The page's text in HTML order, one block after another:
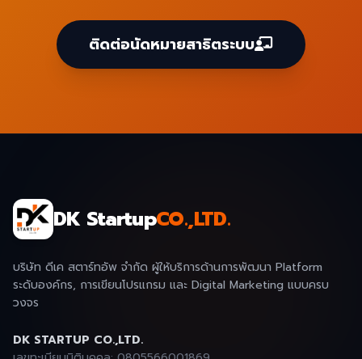
ติดต่อนัดหมายสาธิตระบบ
DK StartupCO.,LTD.
บริษัท ดีเค สตาร์ทอัพ จำกัด ผู้ให้บริการด้านการพัฒนา Platform
ระดับองค์กร, การเขียนโปรแกรม และ Digital Marketing แบบครบ
วงจร
DK STARTUP CO.,LTD.